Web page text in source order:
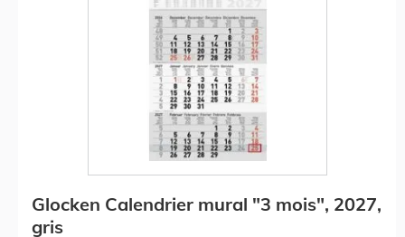
Glocken Calendrier mural "3 mois", 2027,
gris